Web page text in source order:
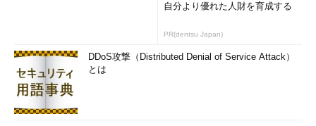
自分より優れた人財を育成する
PR(dentsu Japan)
DDoS攻撃（Distributed Denial of Service Attack）
とは